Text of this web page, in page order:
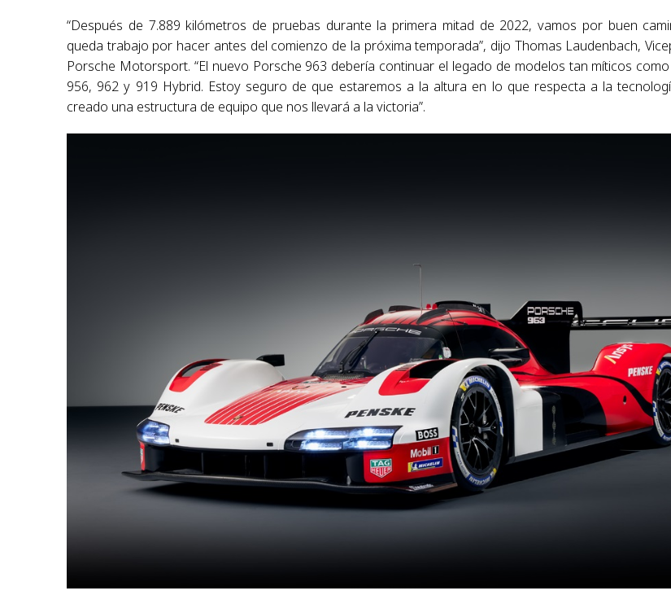
“Después de 7.889 kilómetros de pruebas durante la primera mitad de 2022, vamos por buen
queda trabajo por hacer antes del comienzo de la próxima temporada”, dijo Thomas Laudenbach,
Porsche Motorsport. “El nuevo Porsche 963 debería continuar el legado de modelos tan míticos
956, 962 y 919 Hybrid. Estoy seguro de que estaremos a la altura en lo que respecta a la
creado una estructura de equipo que nos llevará a la victoria”.